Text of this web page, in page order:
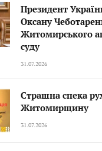
Президент
Оксану
Житомирського
суду
31.07.2026
Страшна спека
Житомирщину
31.07.2026